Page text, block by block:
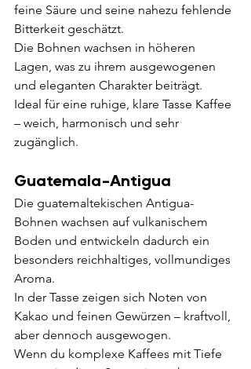
feine Säure und seine nahezu fehlende
Bitterkeit geschätzt.
Die Bohnen wachsen in höheren
Lagen, was zu ihrem ausgewogenen
und eleganten Charakter beiträgt.
Ideal für eine ruhige, klare Tasse Kaffee
– weich, harmonisch und sehr
zugänglich.
Guatemala-Antigua
Die guatemaltekischen Antigua-
Bohnen wachsen auf vulkanischem
Boden und entwickeln dadurch ein
besonders reichhaltiges, vollmundiges
Aroma.
In der Tasse zeigen sich Noten von
Kakao und feinen Gewürzen – kraftvoll,
aber dennoch ausgewogen.
Wenn du komplexe Kaffees mit Tiefe